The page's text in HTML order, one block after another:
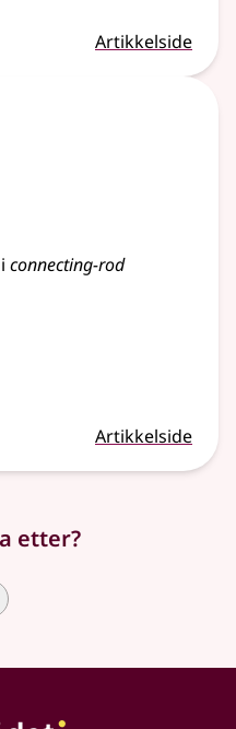
Artikkelside
connecting-rod
Artikkelside
etter?